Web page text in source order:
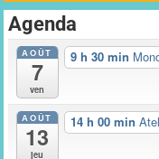
Agenda
AOÛT
7
ven
9 h 30 min
AOÛT
13
jeu
14 h 00 min